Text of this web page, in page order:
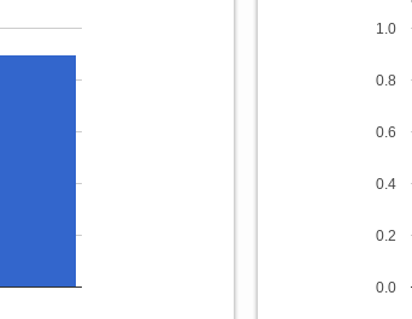
0.0
0.2
0.4
0.6
0.8
1.0